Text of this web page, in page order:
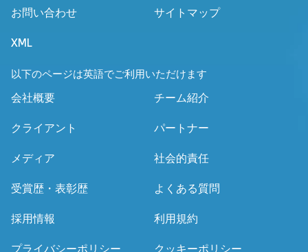
お問い合わせ サイトマップ
XML
以下のページは英語でご利用いただけます
会社概要 チーム紹介
クライアント パートナー
メディア 社会的責任
受賞歴・表彰歴 よくある質問
採用情報 利用規約
プライバシーポリシー クッキーポリシー